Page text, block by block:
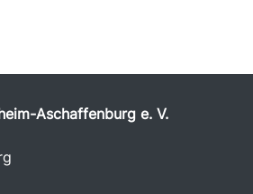
Aschaffenburg e. V.